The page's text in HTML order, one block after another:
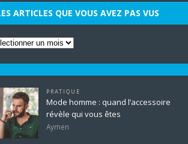
ARTICLES QUE VOUS AVEZ PAS VUS
PRATIQUE
Mode homme : quand l’accessoire
révèle qui vous êtes
Aymen